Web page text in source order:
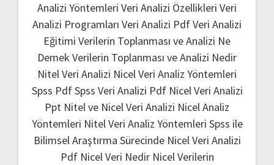
Analizi Yöntemleri Veri Analizi Özellikleri Veri
Analizi Programları Veri Analizi PdfVeri Analizi
Eğitimi Verilerin Toplanması ve Analizi Ne
Demek Verilerin Toplanması ve Analizi Nedir
Nitel Veri Analizi Nicel Veri Analiz Yöntemleri
Spss PdfSpss Veri Analizi Pdf Nicel Veri Analizi
Ppt Nitel ve Nicel Veri Analizi Nicel Analiz
Yöntemleri Nitel Veri Analiz Yöntemleri Spss ile
Bilimsel Araştırma Sürecinde Nicel Veri Analizi
Pdf Nicel Veri Nedir Nicel Verilerin